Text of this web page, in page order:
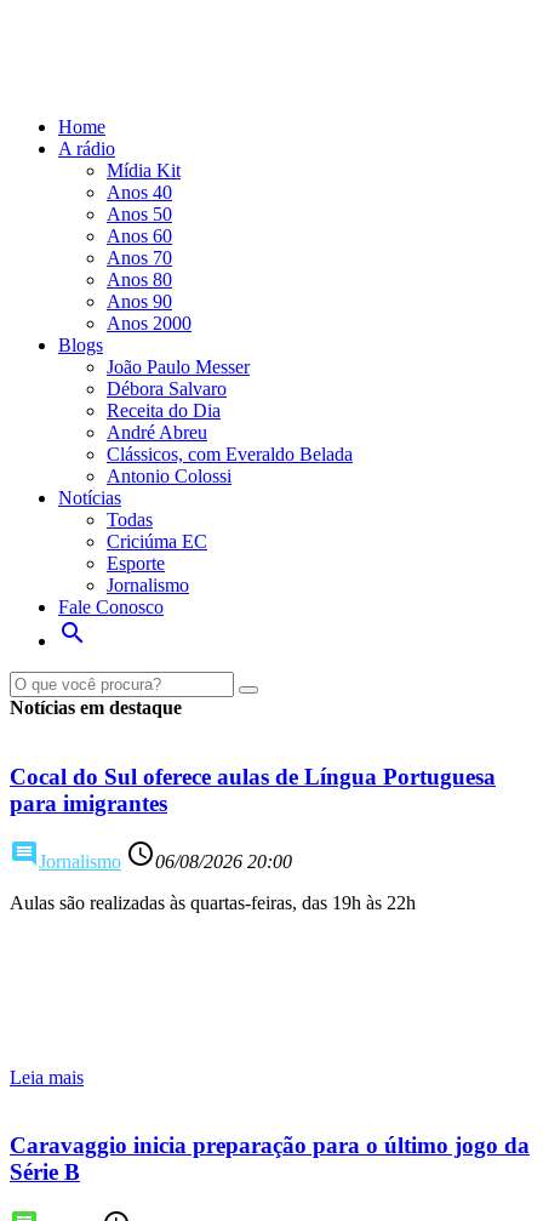
Home
A rádio
Mídia Kit
Anos 40
Anos 50
Anos 60
Anos 70
Anos 80
Anos 90
Anos 2000
Blogs
João Paulo Messer
Débora Salvaro
Receita do Dia
André Abreu
Clássicos, com Everaldo Belada
Antonio Colossi
Notícias
Todas
Criciúma EC
Esporte
Jornalismo
Fale Conosco
search
Notícias em destaque
Cocal do Sul oferece aulas de Língua Portuguesa
para imigrantes
comment Jornalismo access_time06/08/2026 20:00
Aulas são realizadas às quartas-feiras, das 19h às 22h
Leia mais
Caravaggio inicia preparação para o último jogo da
Série B